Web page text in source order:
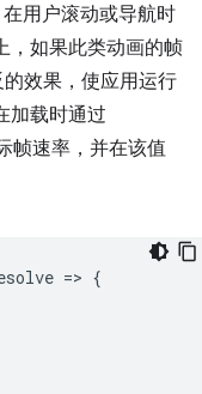
用户滚动或导航时
，如果此类动画的帧
效果，使应用运行
加载时通过
帧速率，并在该值
=> {